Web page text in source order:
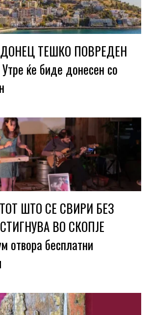
ТЕШКО ПОВРЕДЕН
ќе биде донесен со
ШТО СЕ СВИРИ БЕЗ
ВО СКОПЈЕ
отвора бесплатни